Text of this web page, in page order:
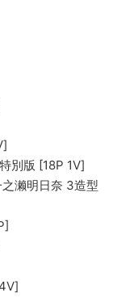
別版 [18P 1V]
濑明日奈 3造型